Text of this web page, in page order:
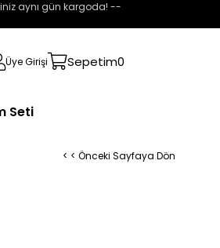
aynı gün kargoda! --
Üye Girişi Sepetim0
Seti
< < Önceki Sayfaya Dön